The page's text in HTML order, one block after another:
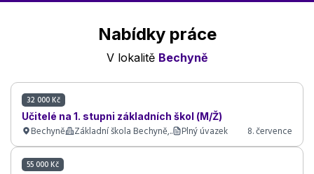
Nabídky práce
V lokalitě Bechyně
32 000 Kč
Učitelé na 1. stupni základních škol (M/Ž)
Bechyně Základní škola Bechyně,.. Plný úvazek 8. července
55 000 Kč